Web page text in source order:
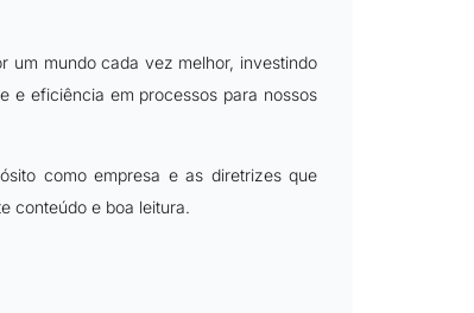
um mundo cada vez melhor, investindo
e eficiência em processos para nossos
como empresa e as diretrizes que
conteúdo e boa leitura.